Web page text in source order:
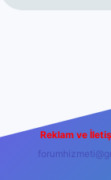
Reklam ve